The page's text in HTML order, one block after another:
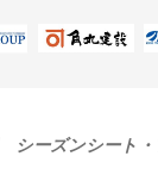
シーズンシート